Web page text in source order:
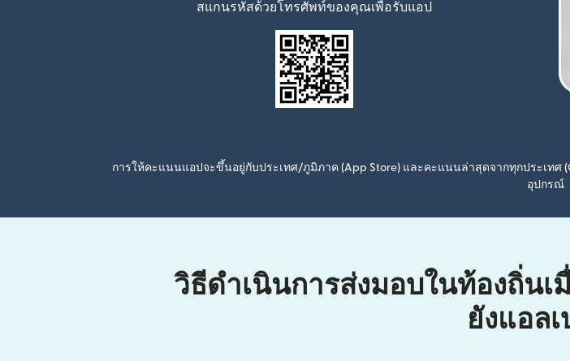
สแกนรหัสด้วยโทรศัพท์ของคุณเพื่อรับแอป
การให้คะแนนแอปจะขึ้นอยู่กับประเทศ/ภูมิภาค (App Store) และคะแนนล่าสุดจากทุกประเท
อุปกรณ์
วิธีดำเนินการส่งมอบในท้องถิ่นเ
ยังแอลเ